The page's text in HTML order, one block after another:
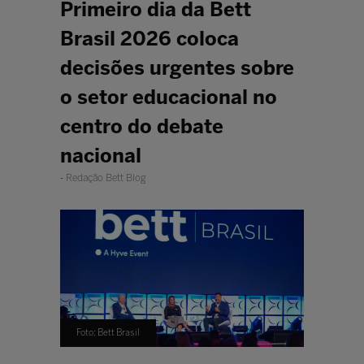
Primeiro dia da Bett
Brasil 2026 coloca
decisões urgentes sobre
o setor educacional no
centro do debate
nacional
Redação Bett Blog
Foto: Bett Brasil